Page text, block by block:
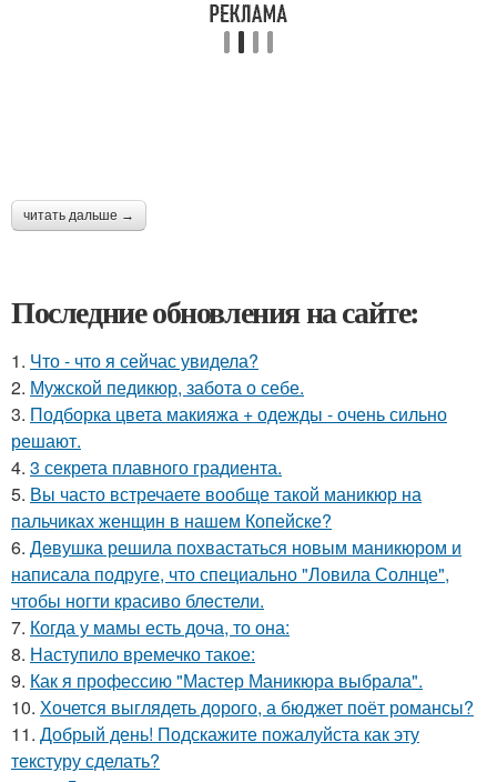
читать дальше →
Последние обновления на сайте:
1. Что - что я сейчас увидела?
2. Мужской педикюр, забота о себе.
3. Подборка цвета макияжа + одежды - очень сильно
решают.
4. 3 секрета плавного градиента.
5. Вы часто встречаете вообще такой маникюр на
пальчиках женщин в нашем Копейске?
6. Дeвушка решила похвастаться новым маникюром и
написала подруге, что специально "Ловила Солнце",
чтобы ногти красиво блeстели.
7. Когда у мамы есть доча, то она:
8. Наступило времечко такое:
9. Как я профессию "Мастер Маникюра выбрала".
10. Хочется выглядеть дорого, а бюджет поёт романсы?
11. Добрый день! Подскажите пожалуйста как эту
текстуру сделать?